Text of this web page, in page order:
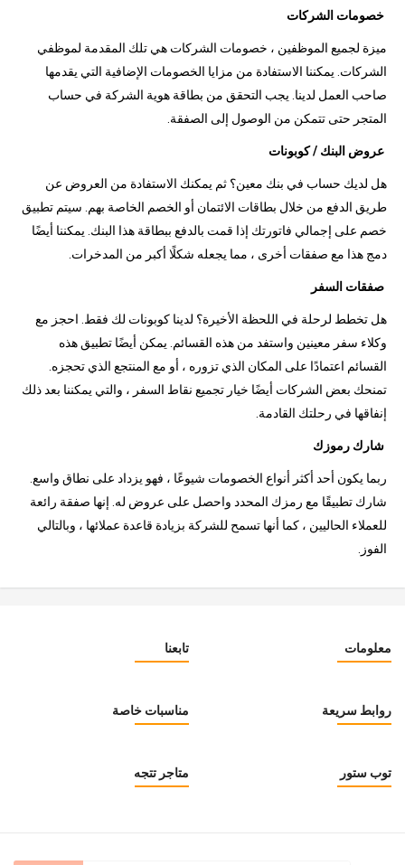
خصومات الشركات
ميزة لجميع الموظفين ، خصومات الشركات هي تلك المقدمة لموظفي
الشركات. يمكننا الاستفادة من مزايا الخصومات الإضافية التي يقدمها
صاحب العمل لدينا. يجب التحقق من بطاقة هوية الشركة في حساب
المتجر حتى تتمكن من الوصول إلى الصفقة.
عروض البنك / كوبونات
هل لديك حساب في بنك معين؟ ثم يمكنك الاستفادة من العروض عن
طريق الدفع من خلال بطاقات الائتمان أو الخصم الخاصة بهم. سيتم تطبيق
خصم على إجمالي فاتورتك إذا قمت بالدفع ببطاقة هذا البنك. يمكننا أيضًا
دمج هذا مع صفقات أخرى ، مما يجعله شكلًا أكبر من المدخرات.
صفقات السفر
هل تخطط لرحلة في اللحظة الأخيرة؟ لدينا كوبونات لك فقط. احجز مع
وكلاء سفر معينين واستفد من هذه القسائم. يمكن أيضًا تطبيق هذه
القسائم اعتمادًا على المكان الذي تزوره ، أو مع المنتجع الذي تحجزه.
تمنحك بعض الشركات أيضًا خيار تجميع نقاط السفر ، والتي يمكننا بعد ذلك
إنفاقها في رحلتك القادمة.
شارك رموزك
ربما يكون أحد أكثر أنواع الخصومات شيوعًا ، فهو يزداد على نطاق واسع.
شارك تطبيقًا مع رمزك المحدد واحصل على عروض له. إنها صفقة رائعة
للعملاء الحاليين ، كما أنها تسمح للشركة بزيادة قاعدة عملائها ، وبالتالي
الفوز.
تابعنا معلومات
مناسبات خاصة روابط سريعة
متاجر تتجه توب ستور